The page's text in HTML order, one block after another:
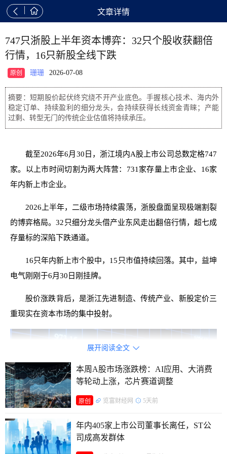
  文章详情
747只浙股上半年资本博弈：32只个股收获翻倍
行情，16只新股全线下跌
原创 珊珊 2026-07-08
摘要：短期股价起伏终究绕不开产业底色。手握核心技术、海内外
稳定订单、持续盈利的细分龙头，会持续获得长线资金青睐；产能
过剩、转型无门的传统企业估值将持续承压。
截至2026年6月30日，浙江境内A股上市公司总数定格747
家。以上市时间切割为两大阵营：731家存量上市企业、16家
年内新上市企业。
2026上半年，二级市场持续震荡，浙股盘面呈现极端割裂
的博弈格局。32只细分龙头借产业东风走出翻倍行情，超七成
存量标的深陷下跌通道。
16只年内新上市个股中，15只市值持续回落。其中，益坤
电气刚刚于6月30日刚挂牌。
股价涨跌背后，是浙江先进制造、传统产业、新股定价三
重现实在资本市场的集中投射。
展开阅读全文 
本周A股市场涨跌榜：AI应用、大消费
等轮动上涨，芯片赛道调整
原创 览富财经网 5天前
年内405家上市公司董事长离任，ST公
司成高发群体